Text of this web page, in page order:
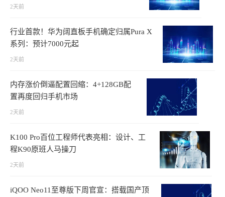
2天前
行业首款！华为阔直板手机确定归属Pura X
系列：预计7000元起
2天前
内存涨价倒逼配置回缩：4+128GB配
置再度回归手机市场
2天前
K100 Pro百位工程师代表亮相：设计、工
程K90原班人马操刀
2天前
iQOO Neo11至尊版下周官宣：搭载国产顶